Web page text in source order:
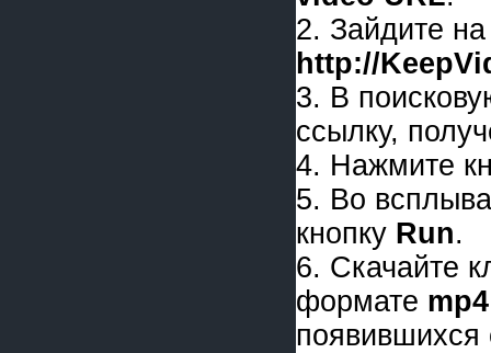
2. Зайдите на
http://
3. В
ссылку,
4. Нажмите
5. Во
кнопку Run.
6. Скачайте
формате mp4
появившихся